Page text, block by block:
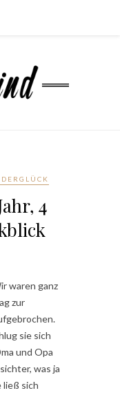
4
waren ganz
zur
sie sich
und Opa
was ja
ließ sich